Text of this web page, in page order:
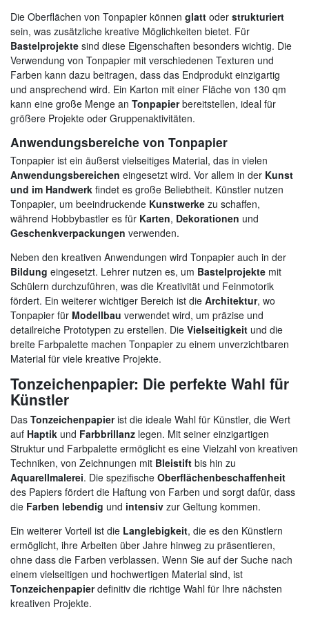
Die Oberflächen von Tonpapier können glatt oder strukturiert
sein, was zusätzliche kreative Möglichkeiten bietet. Für
Bastelprojekte sind diese Eigenschaften besonders wichtig. Die
Verwendung von Tonpapier mit verschiedenen Texturen und
Farben kann dazu beitragen, dass das Endprodukt einzigartig
und ansprechend wird. Ein Karton mit einer Fläche von 130 qm
kann eine große Menge an Tonpapierbereitstellen, ideal für
größere Projekte oder Gruppenaktivitäten.
Anwendungsbereiche von Tonpapier
Tonpapier ist ein äußerst vielseitiges Material, das in vielen
Anwendungsbereichen eingesetzt wird. Vor allem in der Kunst
und im Handwerk findet es große Beliebtheit. Künstler nutzen
Tonpapier, um beeindruckende Kunstwerke zu schaffen,
während Hobbybastler es für Karten, Dekorationen und
Geschenkverpackungen verwenden.
Neben den kreativen Anwendungen wird Tonpapier auch in der
Bildung eingesetzt. Lehrer nutzen es, um Bastelprojekte mit
Schülern durchzuführen, was die Kreativität und Feinmotorik
fördert. Ein weiterer wichtiger Bereich ist die Architektur, wo
Tonpapier für Modellbau verwendet wird, um präzise und
detailreiche Prototypen zu erstellen. Die Vielseitigkeit und die
breite Farbpalette machen Tonpapier zu einem unverzichtbaren
Material für viele kreative Projekte.
Tonzeichenpapier: Die perfekte Wahl für
Künstler
Das Tonzeichenpapierist die ideale Wahl für Künstler, die Wert
auf Haptik und Farbbrillanz legen. Mit seiner einzigartigen
Struktur und Farbpalette ermöglicht es eine Vielzahl von kreativen
Techniken, von Zeichnungen mit Bleistift bis hin zu
Aquarellmalerei. Die spezifische Oberflächenbeschaffenheit
des Papiers fördert die Haftung von Farben und sorgt dafür, dass
die Farben lebendig und intensiv zur Geltung kommen.
Ein weiterer Vorteil ist die Langlebigkeit, die es den Künstlern
ermöglicht, ihre Arbeiten über Jahre hinweg zu präsentieren,
ohne dass die Farben verblassen. Wenn Sie auf der Suche nach
einem vielseitigen und hochwertigen Material sind, ist
Tonzeichenpapierdefinitiv die richtige Wahl für Ihre nächsten
kreativen Projekte.